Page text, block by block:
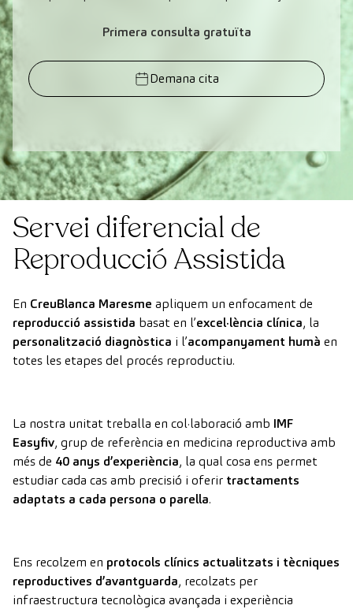
Primera consulta gratuïta
Demana cita
Servei diferencial de
Reproducció Assistida
En CreuBlanca Maresme apliquem un enfocament de
reproducció assistida basat en l’excel·lència clínica, la
personalització diagnòstica i l’acompanyament humà en
totes les etapes del procés reproductiu.
La nostra unitat treballa en col·laboració amb IMF
Easyfiv, grup de referència en medicina reproductiva amb
més de 40 anys d’experiència, la qual cosa ens permet
estudiar cada cas amb precisió i oferir tractaments
adaptats a cada persona o parella.
Ens recolzem en protocols clínics actualitzats i tècniques
reproductives d’avantguarda, recolzats per
infraestructura tecnològica avançada i experiència